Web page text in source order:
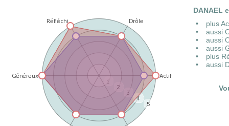
DANAEL
plus
aussi
aussi
aussi
plus
aussi